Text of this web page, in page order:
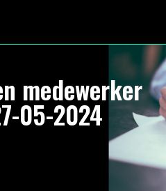
medewerker
05-2024